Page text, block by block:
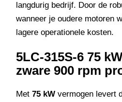
langdurig bedrijf. Door de
wanneer je oudere motoren
lagere operationele kosten.
5LC-315S-6 75
zware 900 rpm
Met 75 kW vermogen levert